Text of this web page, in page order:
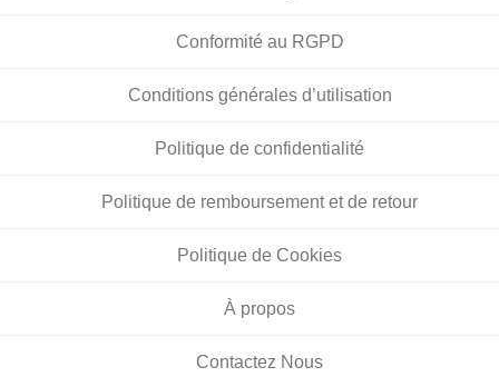
Conformité au RGPD
Conditions générales d’utilisation
Politique de confidentialité
Politique de remboursement et de retour
Politique de Cookies
À propos
Contactez Nous